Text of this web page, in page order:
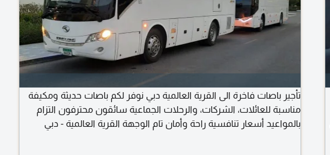
تأجير باصات فاخرة الى القرية العالمية دبي نوفر لكم باصات حديثة ومكيفة
مناسبة للعائلات، الشركات، والرحلات الجماعية سائقون محترفون التزام
بالمواعيد أسعار تنافسية راحة وأمان تام الوجهة القرية العالمية - دبي